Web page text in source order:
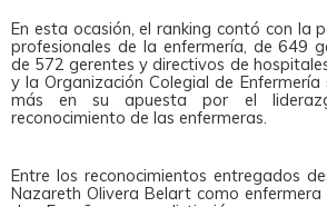
En esta ocasión, el ranking contó con la
profesionales de la enfermería, de 649
de 572 gerentes y directivos de
y la Organización Colegial de
más en su apuesta por el
reconocimiento de las enfermeras.
Entre los reconocimientos entregados
Nazareth Olivera Belart como